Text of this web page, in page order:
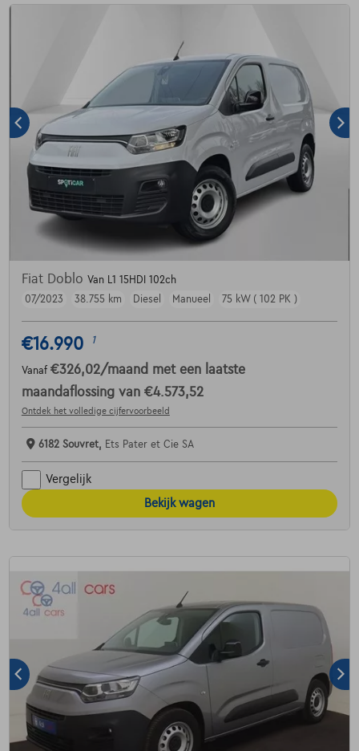
Fiat Doblo Van L1 15HDI 102ch
07/2023
38.755 km Diesel Manueel 75 kW ( 102 PK )
€16.990 1
Vanaf €326,02/maand met een laatste
maandaflossing van €4.573,52
Ontdek het volledige cijfervoorbeeld
6182 Souvret, Ets Pater et Cie SA
Vergelijk
Bekijk wagen